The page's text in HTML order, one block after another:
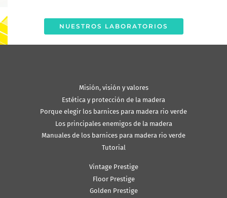
NUESTROS LABORATORIOS
Misión, visión y valores
Estética y protección de la madera
Porque elegir los barnices para madera rio verde
Los principales enemigos de la madera
Manuales de los barnices para madera rio verde
Tutorial
Vintage Prestige
Floor Prestige
Golden Prestige